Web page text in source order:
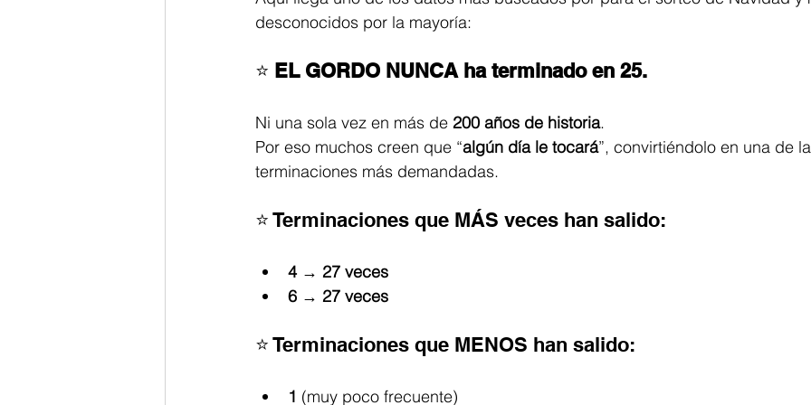
desconocidos por la mayoría:
⭐ EL GORDO NUNCA ha terminado en 25.
Ni una sola vez en más de 200 años de historia.
Por eso muchos creen que “algún día le tocará”, convirtiéndolo en una de
terminaciones más demandadas.
⭐ Terminaciones que MÁS veces han salido:
4 → 27 veces
6 → 27 veces
⭐ Terminaciones que MENOS han salido:
1 (muy poco frecuente)